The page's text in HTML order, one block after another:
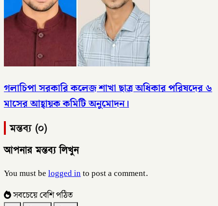
গলাচিপা সরকারি কলেজ শাখা ছাত্র অধিকার পরিষদের ৬
মাসের আহ্বায়ক কমিটি অনুমোদন।
মন্তব্য (০)
আপনার মন্তব্য লিখুন
You must belogged into post a comment.
সবচেয়ে বেশি পঠিত